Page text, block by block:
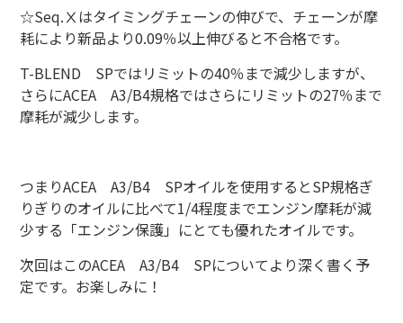
☆Seq.Ⅹはタイミングチェーンの伸びで、チェーンが摩
耗により新品より0.09％以上伸びると不合格です。
T-BLEND SPではリミットの40％まで減少しますが、
さらにACEA A3/B4規格ではさらにリミットの27％まで
摩耗が減少します。
つまりACEA A3/B4 SPオイルを使用するとSP規格ぎ
りぎりのオイルに比べて1/4程度までエンジン摩耗が減
少する「エンジン保護」にとても優れたオイルです。
次回はこのACEA A3/B4 SPについてより深く書く予
定です。お楽しみに！